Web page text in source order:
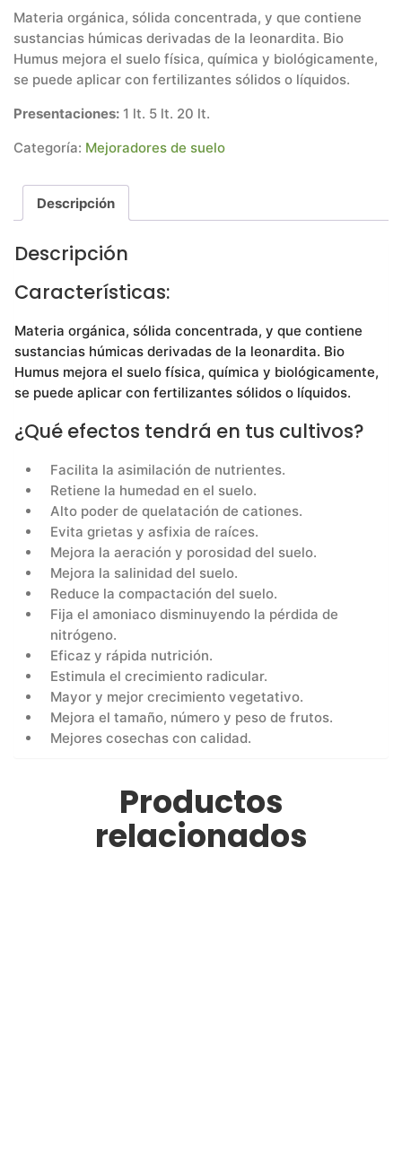
Materia orgánica, sólida concentrada, y que contiene
sustancias húmicas derivadas de la leonardita. Bio
Humus mejora el suelo física, química y biológicamente,
se puede aplicar con fertilizantes sólidos o líquidos.
Presentaciones: 1 lt. 5 lt. 20 lt.
Categoría: Mejoradores de suelo
Descripción
Descripción
Características:
Materia orgánica, sólida concentrada, y que contiene
sustancias húmicas derivadas de la leonardita. Bio
Humus mejora el suelo física, química y biológicamente,
se puede aplicar con fertilizantes sólidos o líquidos.
¿Qué efectos tendrá en tus cultivos?
Facilita la asimilación de nutrientes.
Retiene la humedad en el suelo.
Alto poder de quelatación de cationes.
Evita grietas y asfixia de raíces.
Mejora la aeración y porosidad del suelo.
Mejora la salinidad del suelo.
Reduce la compactación del suelo.
Fija el amoniaco disminuyendo la pérdida de
nitrógeno.
Eficaz y rápida nutrición.
Estimula el crecimiento radicular.
Mayor y mejor crecimiento vegetativo.
Mejora el tamaño, número y peso de frutos.
Mejores cosechas con calidad.
Productos
relacionados